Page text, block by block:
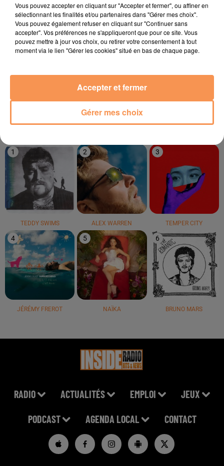
1h09
1h09
BOULEVARD DES AIRS
1h05
1h05
MADONNA
1h02
1h02
JOKI & RALUKA &
LE TOP
1
TEDDY SWIMS
2
ALEX WARREN
3
TEMPER CITY
4
JÉRÉMY FREROT
5
NAÏKA
6
BRUNO MARS
RADIO ACTUALITÉS EMPLOI JEUX
PODCAST AGENDA LOCAL CONTACT
Vous pouvez accepter en cliquant sur "Accepter et fermer", ou affiner en
sélectionnant les finalités et/ou partenaires dans "Gérer mes choix".
Vous pouvez également refuser en cliquant sur "Continuer sans
accepter". Vos préférences ne s'appliqueront que pour ce site. Vous
pouvez mettre à jour vos choix, ou retirer votre consentement à tout
moment via le lien "Gérer les cookies" situé en bas de chaque page.
Gérer mes choix
Accepter et fermer